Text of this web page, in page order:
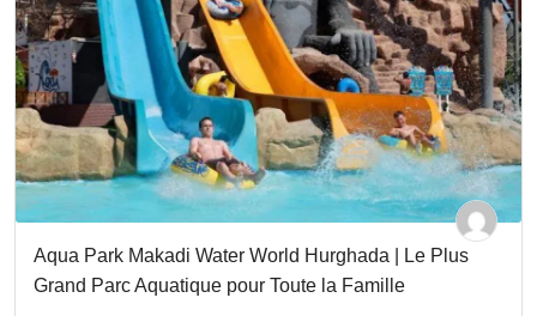
Aqua Park Makadi Water World Hurghada | Le Plus
Grand Parc Aquatique pour Toute la Famille